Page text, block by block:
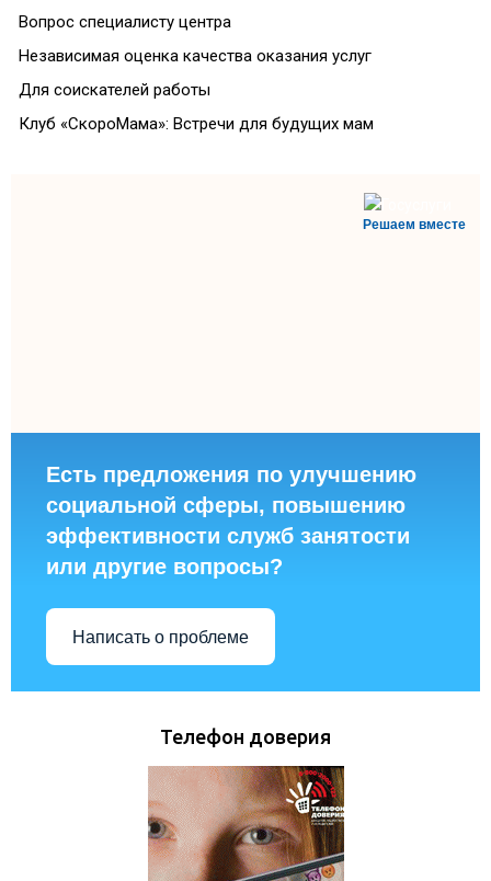
Вопрос специалисту центра
Независимая оценка качества оказания услуг
Для соискателей работы
Клуб «СкороМама»: Встречи для будущих мам
Решаем вместе
Есть предложения по улучшению
социальной сферы, повышению
эффективности служб занятости
или другие вопросы?
Написать о проблеме
Телефон доверия